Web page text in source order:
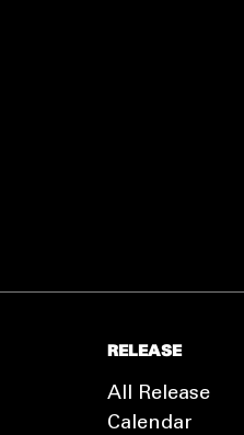
RELEASE
All Release
Calendar